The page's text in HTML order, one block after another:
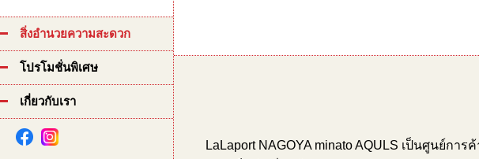
สิ่งอำนวยความสะดวก
โปรโมชั่นพิเศษ
เกี่ยวกับเรา
LaLaport NAGOYA minato AQULS เป็นศูนย์กา